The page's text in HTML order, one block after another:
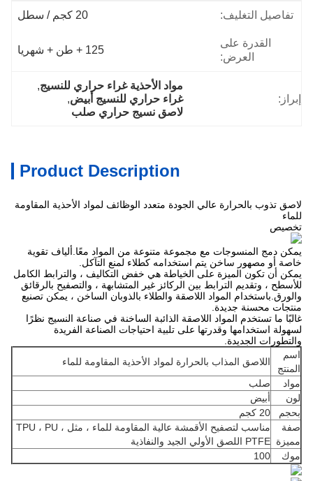
تفاصيل التغليف: 20 كجم / سطل
القدرة على
العرض:
125 + طن + شهريا
إبراز:
مواد الأحذية غراء حراري للنسيج,
غراء حراري للنسيج أبيض ,
لاصق نسيج حراري صلب
Product Description
لاصق تذوب بالحرارة عالي الجودة متعدد الوظائف لمواد الأحذية المقاومة
للماء
تخصيص
يمكن دمج المنسوجات مع مجموعة متنوعة من المواد معًا.ألياف تقوية
خاصة أو مصهور ساخن يتم استخدامه كطلاء لمنع التآكل.
يمكن أن تكون الميزة على الخياطة هي خفض التكاليف ، والترابط الكامل
للأسطح ، وتقديم الترابط بين الركائز غير المتشابهة ، والتصفيح بالرقائق
والورق.باستخدام المواد اللاصقة والطلاء بالذوبان الساخن ، يمكن تصنيع
منتجات محسنة جديدة.
غالبًا ما تستخدم المواد اللاصقة الذائبة الساخنة في صناعة النسيج نظرًا
لسهولة استخدامها وقدرتها على تلبية احتياجات الصناعة الفريدة
والتطورات الجديدة.
اسم
المنتج
اللاصق المذاب بالحرارة لمواد الأحذية المقاومة للماء
مواد
صلب
لون
أبيض
بحجم
20 كجم
صفة
مميزة
مناسب لتصفيح الأقمشة عالية المقاومة للماء ، مثل TPU ، PU ،
PTFE اللصق الأولي الجيد والنفاذية
موك
100